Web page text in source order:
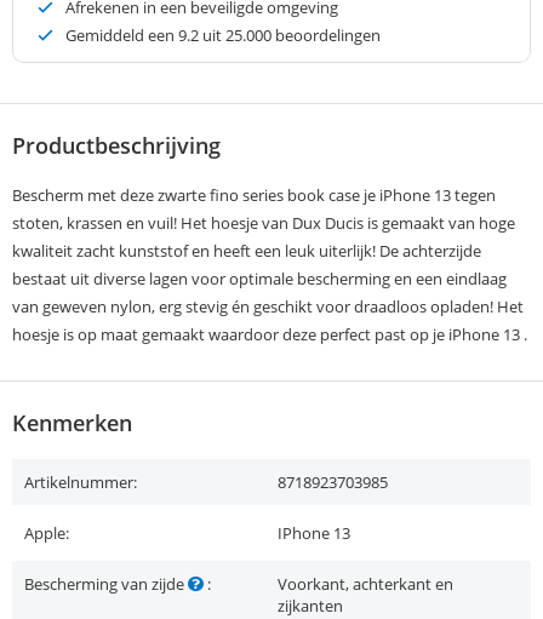
Afrekenen in een beveiligde omgeving
Gemiddeld een 9.2 uit 25.000 beoordelingen
Productbeschrijving
Bescherm met deze zwarte fino series book case je iPhone 13 tegen
stoten, krassen en vuil! Het hoesje van Dux Ducis is gemaakt van hoge
kwaliteit zacht kunststof en heeft een leuk uiterlijk! De achterzijde
bestaat uit diverse lagen voor optimale bescherming en een eindlaag
van geweven nylon, erg stevig én geschikt voor draadloos opladen! Het
hoesje is op maat gemaakt waardoor deze perfect past op je iPhone 13 .
Kenmerken
Artikelnummer: 8718923703985
Apple: IPhone 13
Bescherming van zijde :
Voorkant, achterkant en
zijkanten